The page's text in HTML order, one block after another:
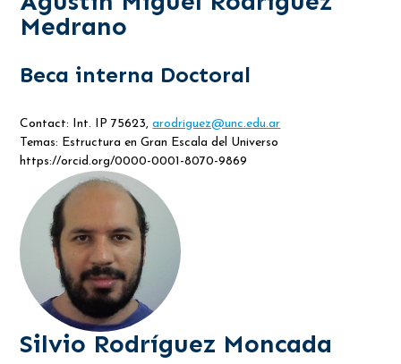
Medrano
Beca interna Doctoral
Contact: Int. IP 75623,arodriguez@unc.edu.ar
Temas: Estructura en Gran Escala del Universo
https://orcid.org/0000-0001-8070-9869
Silvio Rodríguez Moncada